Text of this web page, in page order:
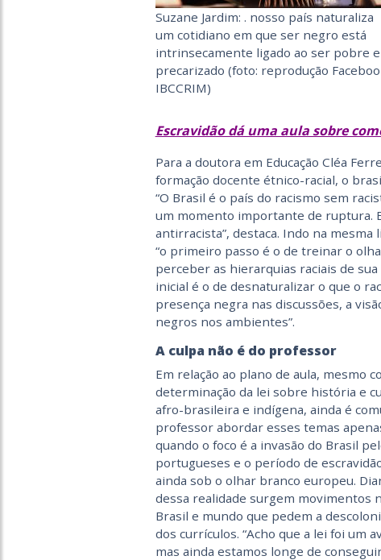
Suzane Jardim: . nosso país naturaliza
um cotidiano em que ser negro está
intrinsecamente ligado ao ser pobre e
precarizado (foto: reprodução
IBCCRIM)
Escravidão dá uma aula sobre
Para a doutora em Educação Cléa
formação docente étnico-racial, o
“O Brasil é o país do racismo sem
um momento importante de ruptura.
antirracista”, destaca. Indo na
“o primeiro passo é o de treinar o
perceber as hierarquias raciais de
inicial é o de desnaturalizar o que o
presença negra nas discussões, a
negros nos ambientes”.
A culpa não é do professor
Em relação ao plano de aula, mesmo
determinação da lei sobre história e
afro-brasileira e indígena, ainda é
professor abordar esses temas
quando o foco é a invasão do Brasil
portugueses e o período de
ainda sob o olhar branco europeu.
dessa realidade surgem movimentos
Brasil e mundo que pedem a
dos currículos. “Acho que a lei foi um
mas ainda estamos longe de